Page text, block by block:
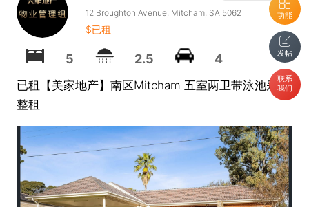
功能
发帖
联系
我们
12 Broughton Avenue, Mitcham, SA 5062
$已租
5 2.5 4
已租【美家地产】南区Mitcham 五室两卫带泳池别墅
整租